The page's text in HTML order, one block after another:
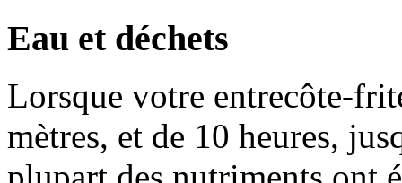
Eau et déchets
Lorsque votre entrecôte-
mètres, et de 10 heures,